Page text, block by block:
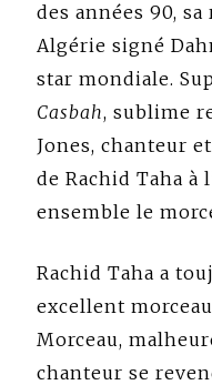
des années 90,
Algérie signé
star mondiale.
Casbah, sublime
Jones, chanteur
de Rachid Taha
ensemble le
Rachid Taha a
excellent
Morceau,
chanteur se